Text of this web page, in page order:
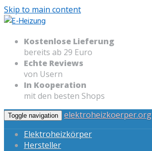
Skip to main content
Kostenlose Lieferung
bereits ab 29 Euro
Echte Reviews
von Usern
In Kooperation
mit den besten Shops
Toggle navigation
elektroheizkoerper.org
Elektroheizkörper
Hersteller